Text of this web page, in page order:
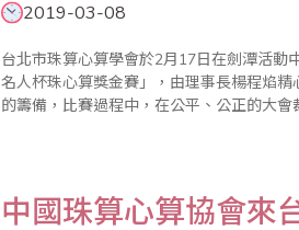
2019-03-08
台北市珠算心算學會於2月17日在劍潭活動
名人杯珠心算獎金賽」，由理事長楊程焰
的籌備，比賽過程中，在公平、公正的大
中國珠算心算協會來